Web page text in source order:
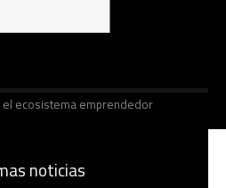
ecosistema emprendedor
noticias